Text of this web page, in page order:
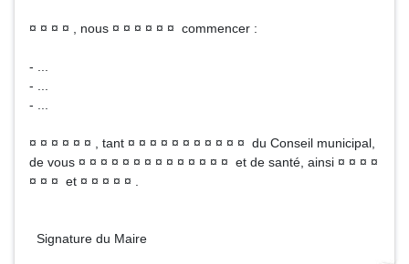
¤ ¤ ¤ ¤ , nous ¤ ¤ ¤ ¤ ¤ ¤ commencer :
- ...
- ...
- ...
¤ ¤ ¤ ¤ ¤ ¤ , tant ¤ ¤ ¤ ¤ ¤ ¤ ¤ ¤ ¤ ¤ ¤ du Conseil municipal,
de vous ¤ ¤ ¤ ¤ ¤ ¤ ¤ ¤ ¤ ¤ ¤ ¤ ¤ ¤ et de santé, ainsi ¤ ¤ ¤ ¤
¤ ¤ ¤ et ¤ ¤ ¤ ¤ ¤ .
Signature du Maire